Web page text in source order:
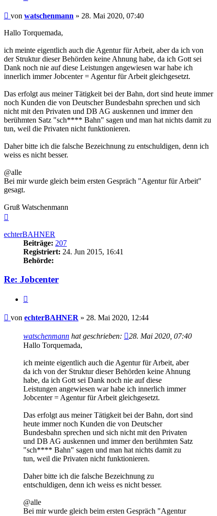
Beitrag
von watschenmann » 28. Mai 2020, 07:40
Hallo Torquemada,
ich meinte eigentlich auch die Agentur für Arbeit, aber da ich von
der Struktur dieser Behörden keine Ahnung habe, da ich Gott sei
Dank noch nie auf diese Leistungen angewiesen war habe ich
innerlich immer Jobcenter = Agentur für Arbeit gleichgesetzt.
Das erfolgt aus meiner Tätigkeit bei der Bahn, dort sind heute immer
noch Kunden die von Deutscher Bundesbahn sprechen und sich
nicht mit den Privaten und DB AG auskennen und immer den
berühmten Satz "sch**** Bahn" sagen und man hat nichts damit zu
tun, weil die Privaten nicht funktionieren.
Daher bitte ich die falsche Bezeichnung zu entschuldigen, denn ich
weiss es nicht besser.
@alle
Bei mir wurde gleich beim ersten Gespräch "Agentur für Arbeit"
gesagt.
Gruß Watschenmann
echterBAHNER
Beiträge: 207
Registriert: 24. Jun 2015, 16:41
Behörde:
Re: Jobcenter
Beitrag
von echterBAHNER » 28. Mai 2020, 12:44
watschenmann hat geschrieben:
28. Mai 2020, 07:40
Hallo Torquemada,
ich meinte eigentlich auch die Agentur für Arbeit, aber
da ich von der Struktur dieser Behörden keine Ahnung
habe, da ich Gott sei Dank noch nie auf diese
Leistungen angewiesen war habe ich innerlich immer
Jobcenter = Agentur für Arbeit gleichgesetzt.
Das erfolgt aus meiner Tätigkeit bei der Bahn, dort sind
heute immer noch Kunden die von Deutscher
Bundesbahn sprechen und sich nicht mit den Privaten
und DB AG auskennen und immer den berühmten Satz
"sch**** Bahn" sagen und man hat nichts damit zu
tun, weil die Privaten nicht funktionieren.
Daher bitte ich die falsche Bezeichnung zu
entschuldigen, denn ich weiss es nicht besser.
@alle
Bei mir wurde gleich beim ersten Gespräch "Agentur